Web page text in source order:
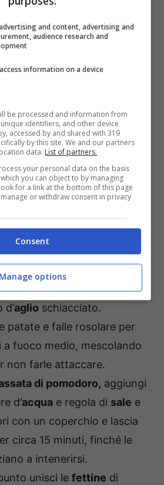
noce o fesa)
di pomodoro
aglio
di origano secco
fresco tritato (facoltativo)
quanto basta
patate,lavale e tagliale a
capiente scalda l’olio con
d’aglio schiacciato.
patate e falle rosolare per
a fuoco medio, mescolando
non farle attaccare.
di pomodoro, aggiungi
d’acqua e regola di sale e
con un coperchio e lascia
circa 15 minuti, finché le
a intenerirsi.
unisci le fettine di
and content, advertising and
audience research and
information on a device
be processed and information from
identifiers, and other device
accessed by and shared with 319
by this site. We and our partners
data. List of partners.
your personal data on the basis
you can object to by managing
for a link at the bottom of this page
or withdraw consent in privacy
Consent
Manage options